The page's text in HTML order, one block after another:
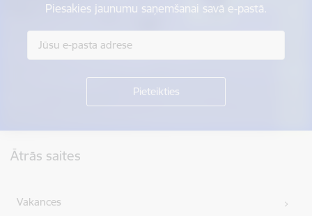
Piesakies jaunumu saņemšanai savā e-pastā.
Ātrās saites
Vakances